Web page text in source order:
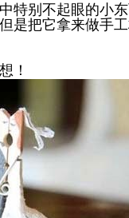
特别不起眼的小
是把它拿来做手
！